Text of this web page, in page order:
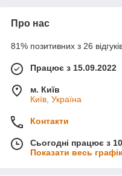
Про нас
81% позитивних з 26
Працює з 15.09.2022
м. Київ
Київ, Україна
Контакти
Сьогодні працює з
Показати весь